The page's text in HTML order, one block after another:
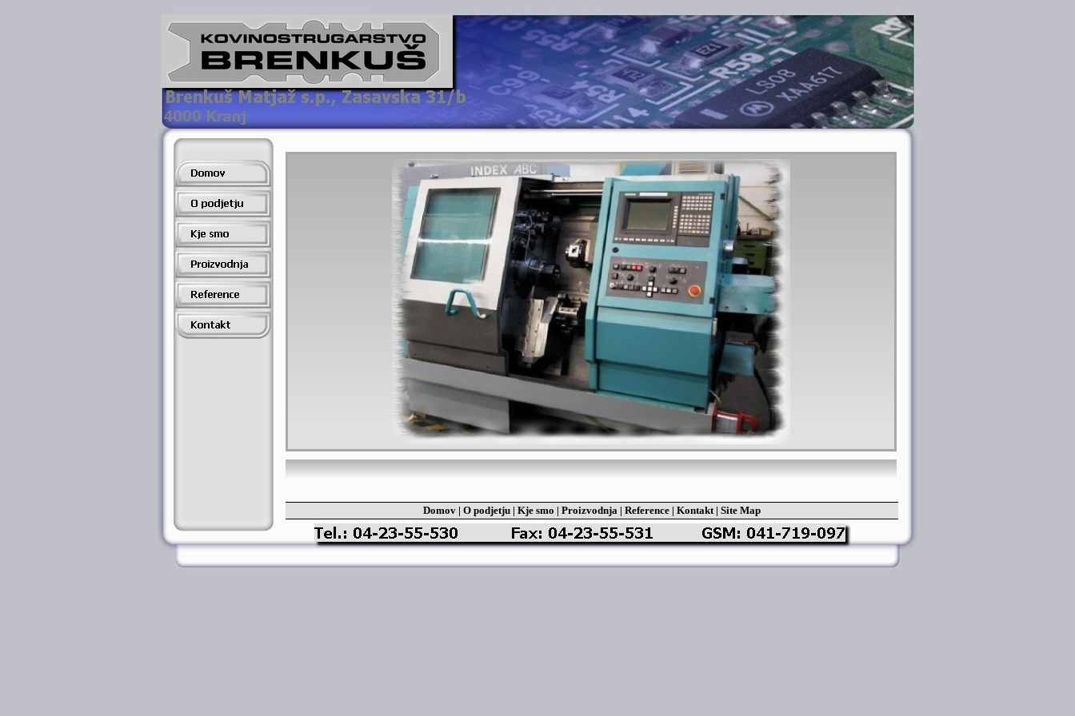
Domov | O podjetju | Kje smo | Proizvodnja | Reference | Kontakt| Site Map